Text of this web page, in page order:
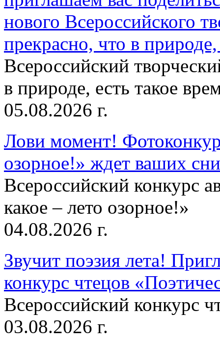
нового Всероссийского
прекрасно, что в
Всероссийский
в природе, есть такое
05.08.2026 г.
Лови момент!
озорное!» ждет ваших
Всероссийский конкурс
какое – лето озорное!»
04.08.2026 г.
Звучит поэзия лета!
конкурс чтецов
Всероссийский конкурс
03.08.2026 г.